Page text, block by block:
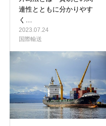
連性とともに分かりやす
く…
2023.07.24
国際輸送